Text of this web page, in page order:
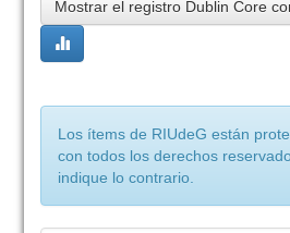
Mostrar el registro Dublin Core
Los ítems de RIUdeG están
con todos los derechos
indique lo contrario.